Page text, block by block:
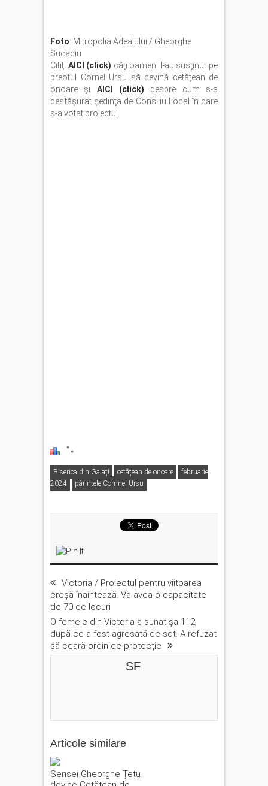
Foto: Mitropolia Adealului / Gheorghe
Sucaciu
Citiţi AICI (click) câţi oameni l-au susţinut pe
preotul Cornel Ursu să devină cetăţean de
onoare şi AICI (click)
despre cum s-a
desfăşurat şedinţa de Consiliu Local în care
s-a votat proiectul.
Biserica din Galați cetățean de onoare
februarie
2024
părintele Cornnel Ursu
Victoria / Proiectul pentru viitoarea
creșă înaintează. Va avea o capacitate
de 70 de locuri
O femeie din Victoria a sunat șa 112,
după ce a fost agresată de soț. A refuzat
să ceară ordin de protecție
SF
Articole similare
Sensei Gheorghe Țețu